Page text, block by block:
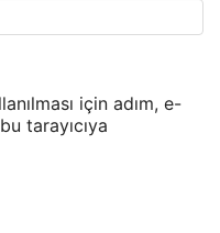
için adım, e-
tarayıcıya